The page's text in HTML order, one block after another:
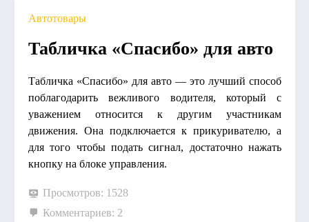
Автотовары
Табличка «Спасибо» для авто
Табличка «Спасибо» для авто — это лучший способ
поблагодарить вежливого водителя, который с
уважением относится к другим участникам
движения. Она подключается к прикуривателю, а
для того чтобы подать сигнал, достаточно нажать
кнопку на блоке управления.
Просмотров: 1528
Комментариев: 2